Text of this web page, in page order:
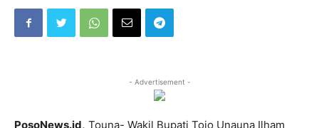
- Advertisement -
PosoNews.id, Touna- Wakil Bupati Tojo Unauna Ilham